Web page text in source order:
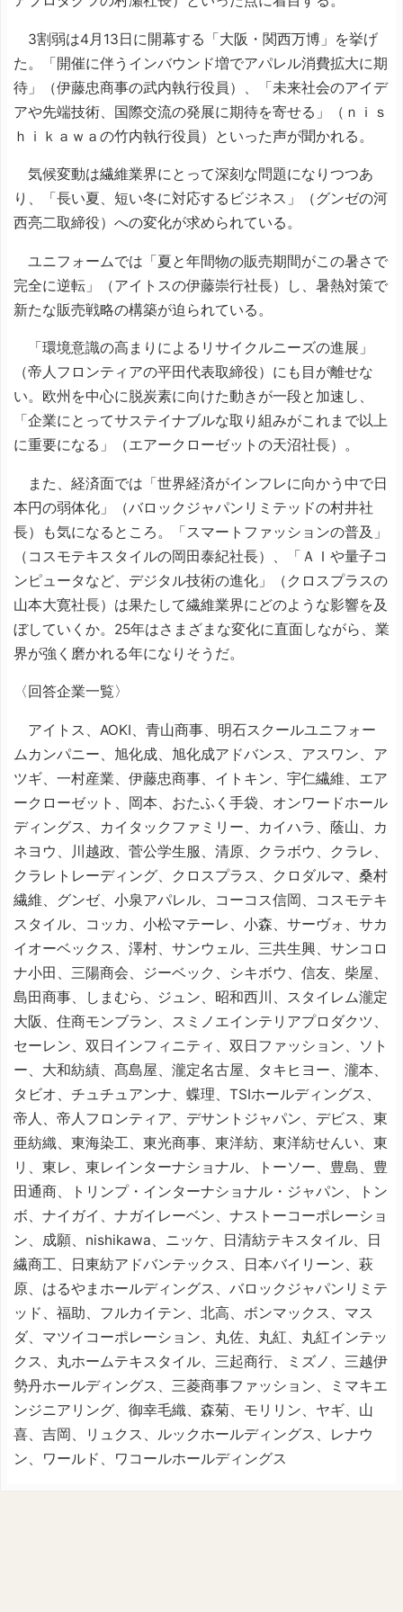
3割弱は4月13日に開幕する「大阪・関西万博」を挙げ
た。「開催に伴うインバウンド増でアパレル消費拡大に期
待」（伊藤忠商事の武内執行役員）、「未来社会のアイデ
アや先端技術、国際交流の発展に期待を寄せる」（ｎｉｓ
ｈｉｋａｗａの竹内執行役員）といった声が聞かれる。
気候変動は繊維業界にとって深刻な問題になりつつあ
り、「長い夏、短い冬に対応するビジネス」（グンゼの河
西亮二取締役）への変化が求められている。
ユニフォームでは「夏と年間物の販売期間がこの暑さで
完全に逆転」（アイトスの伊藤崇行社長）し、暑熱対策で
新たな販売戦略の構築が迫られている。
「環境意識の高まりによるリサイクルニーズの進展」
（帝人フロンティアの平田代表取締役）にも目が離せな
い。欧州を中心に脱炭素に向けた動きが一段と加速し、
「企業にとってサステイナブルな取り組みがこれまで以上
に重要になる」（エアークローゼットの天沼社長）。
また、経済面では「世界経済がインフレに向かう中で日
本円の弱体化」（バロックジャパンリミテッドの村井社
長）も気になるところ。「スマートファッションの普及」
（コスモテキスタイルの岡田泰紀社長）、「ＡＩや量子コ
ンピュータなど、デジタル技術の進化」（クロスプラスの
山本大寛社長）は果たして繊維業界にどのような影響を及
ぼしていくか。25年はさまざまな変化に直面しながら、業
界が強く磨かれる年になりそうだ。
〈回答企業一覧〉
アイトス、AOKI、青山商事、明石スクールユニフォー
ムカンパニー、旭化成、旭化成アドバンス、アスワン、ア
ツギ、一村産業、伊藤忠商事、イトキン、宇仁繊維、エア
ークローゼット、岡本、おたふく手袋、オンワードホール
ディングス、カイタックファミリー、カイハラ、蔭山、カ
ネヨウ、川越政、菅公学生服、清原、クラボウ、クラレ、
クラレトレーディング、クロスプラス、クロダルマ、桑村
繊維、グンゼ、小泉アパレル、コーコス信岡、コスモテキ
スタイル、コッカ、小松マテーレ、小森、サーヴォ、サカ
イオーベックス、澤村、サンウェル、三共生興、サンコロ
ナ小田、三陽商会、ジーベック、シキボウ、信友、柴屋、
島田商事、しまむら、ジュン、昭和西川、スタイレム瀧定
大阪、住商モンブラン、スミノエインテリアプロダクツ、
セーレン、双日インフィニティ、双日ファッション、ソト
ー、大和紡績、髙島屋、瀧定名古屋、タキヒヨー、瀧本、
タビオ、チュチュアンナ、蝶理、TSIホールディングス、
帝人、帝人フロンティア、デサントジャパン、デビス、東
亜紡織、東海染工、東光商事、東洋紡、東洋紡せんい、東
リ、東レ、東レインターナショナル、トーソー、豊島、豊
田通商、トリンプ・インターナショナル・ジャパン、トン
ボ、ナイガイ、ナガイレーベン、ナストーコーポレーショ
ン、成願、nishikawa、ニッケ、日清紡テキスタイル、日
繊商工、日東紡アドバンテックス、日本バイリーン、萩
原、はるやまホールディングス、バロックジャパンリミテ
ッド、福助、フルカイテン、北高、ボンマックス、マス
ダ、マツイコーポレーション、丸佐、丸紅、丸紅インテッ
クス、丸ホームテキスタイル、三起商行、ミズノ、三越伊
勢丹ホールディングス、三菱商事ファッション、ミマキエ
ンジニアリング、御幸毛織、森菊、モリリン、ヤギ、山
喜、吉岡、リュクス、ルックホールディングス、レナウ
ン、ワールド、ワコールホールディングス